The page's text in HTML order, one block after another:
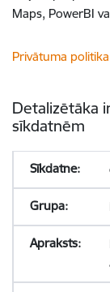
Maps, PowerBI
Privātuma politika
Detalizētāka
sīkdatnēm